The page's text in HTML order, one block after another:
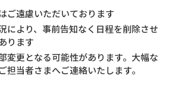
ご遠慮いただいております
により、事前告知なく日程を削除させ
ります
変更となる可能性があります。大幅な
担当者さまへご連絡いたします。